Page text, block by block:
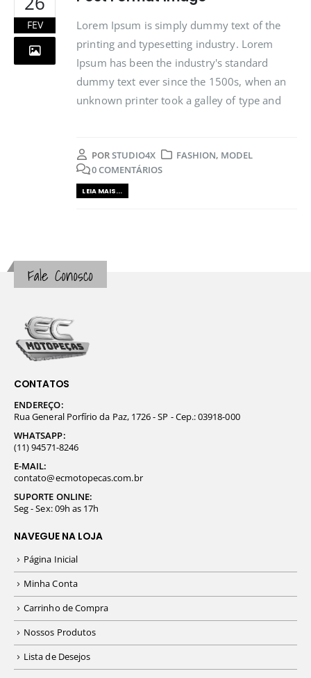
FEV
Lorem Ipsum is simply dummy text of the
printing and typesetting industry. Lorem
Ipsum has been the industry's standard
dummy text ever since the 1500s, when an
unknown printer took a galley of type and
PORSTUDIO4X FASHION, MODEL
0 COMENTÁRIOS
LEIA MAIS...
Fale Conosco
CONTATOS
ENDEREÇO:
Rua General Porfírio da Paz, 1726 - SP - Cep.: 03918-000
WHATSAPP:
(11) 94571-8246
E-MAIL:
contato@ecmotopecas.com.br
SUPORTE ONLINE:
Seg - Sex: 09h as 17h
NAVEGUE NA LOJA
Página Inicial
Minha Conta
Carrinho de Compra
Nossos Produtos
Lista de Desejos